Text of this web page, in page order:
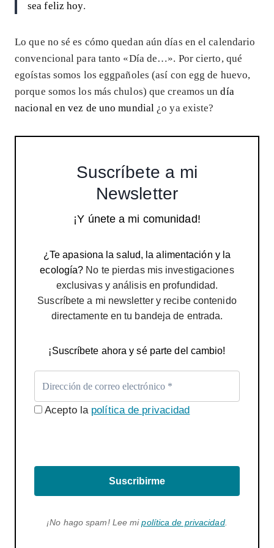
sea feliz hoy.
Lo que no sé es cómo quedan aún días en el calendario
convencional para tanto «Día de…». Por cierto, qué
egoístas somos los eggpañoles (así con egg de huevo,
porque somos los más chulos) que creamos un día
nacional en vez de uno mundial ¿o ya existe?
Suscríbete a mi
Newsletter
¡Y únete a mi comunidad!
¿Te apasiona la salud, la alimentación y la
ecología? No te pierdas mis investigaciones
exclusivas y análisis en profundidad.
Suscríbete a mi newsletter y recibe contenido
directamente en tu bandeja de entrada.
¡Suscríbete ahora y sé parte del cambio!
Acepto la política de privacidad
Suscribirme
¡No hago spam! Lee mipolítica de privacidad.